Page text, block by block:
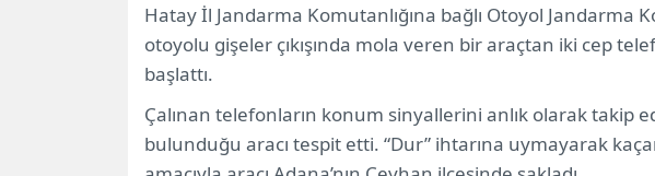
Hatay İl Jandarma Komutanlığına bağlı Otoyol Jandarma
otoyolu gişeler çıkışında mola veren bir araçtan iki cep
başlattı.
Çalınan telefonların konum sinyallerini anlık olarak takip
bulunduğu aracı tespit etti. “Dur” ihtarına uymayarak